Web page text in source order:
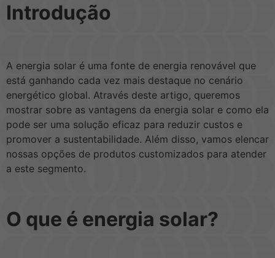
Introdução
A energia solar é uma fonte de energia renovável que
está ganhando cada vez mais destaque no cenário
energético global. Através deste artigo, queremos
mostrar sobre as vantagens da energia solar e como ela
pode ser uma solução eficaz para reduzir custos e
promover a sustentabilidade. Além disso, vamos elencar
nossas opções de produtos customizados para atender
a este segmento.
O que é energia solar?